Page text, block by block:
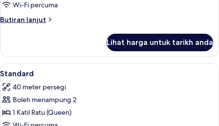
Wi-Fi percuma
Butiran lanjut
Butiran
Lihat harga untuk tarikh anda
Lihat
semua
foto
untuk
Standard
Peralatan tempat tidur premium, peti
7
Standard
40 meter persegi
Boleh menampung 2
1 Katil Ratu (Queen)